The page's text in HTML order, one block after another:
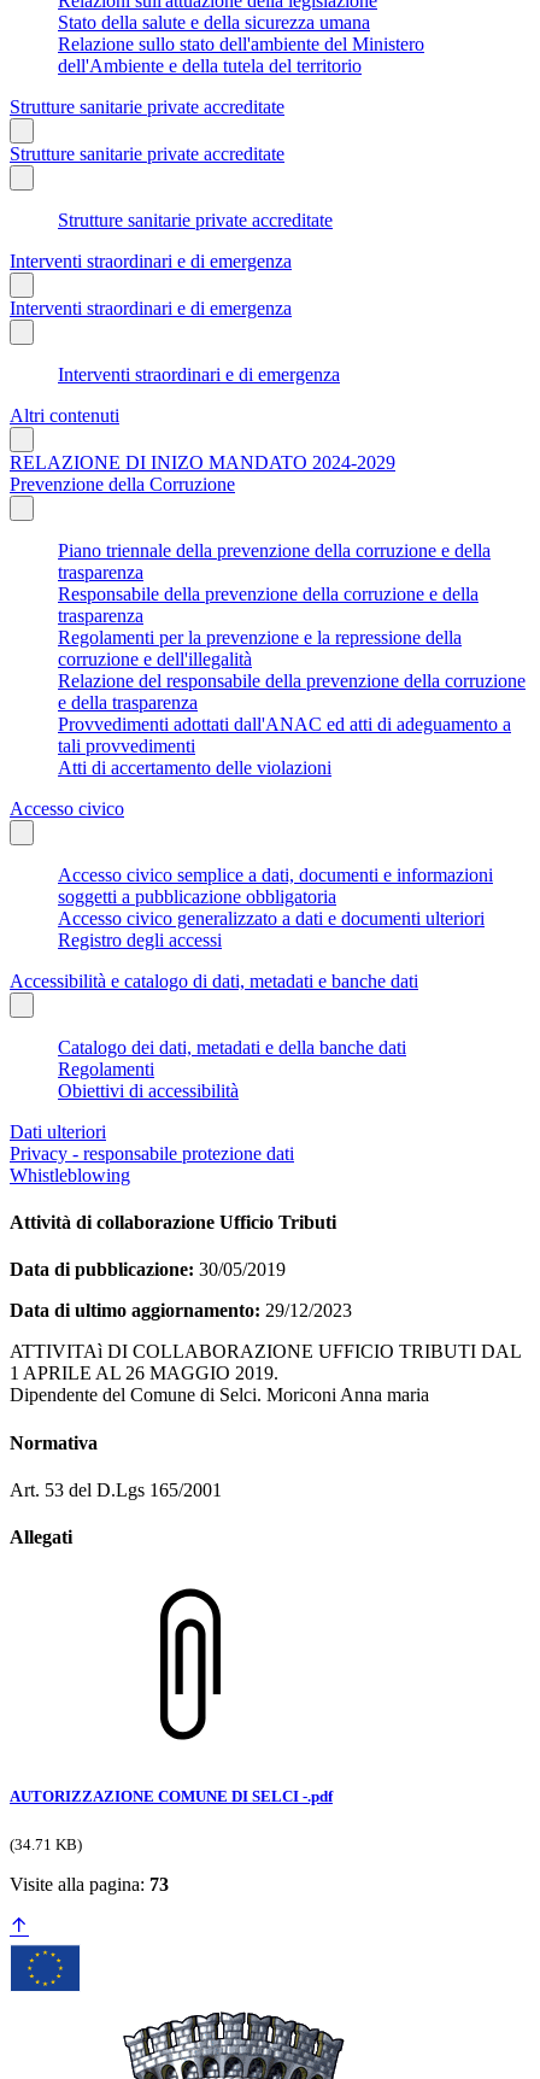
Stato della salute e della sicurezza umana
Relazione sullo stato dell'ambiente del Ministero
dell'Ambiente e della tutela del territorio
Strutture sanitarie private accreditate
Strutture sanitarie private accreditate
Strutture sanitarie private accreditate
Interventi straordinari e di emergenza
Interventi straordinari e di emergenza
Interventi straordinari e di emergenza
Altri contenuti
RELAZIONE DI INIZO MANDATO 2024-2029
Prevenzione della Corruzione
Piano triennale della prevenzione della corruzione e della
trasparenza
Responsabile della prevenzione della corruzione e della
trasparenza
Regolamenti per la prevenzione e la repressione della
corruzione e dell'illegalità
Relazione del responsabile della prevenzione della corruzione
e della trasparenza
Provvedimenti adottati dall'ANAC ed atti di adeguamento a
tali provvedimenti
Atti di accertamento delle violazioni
Accesso civico
Accesso civico semplice a dati, documenti e informazioni
soggetti a pubblicazione obbligatoria
Accesso civico generalizzato a dati e documenti ulteriori
Registro degli accessi
Accessibilità e catalogo di dati, metadati e banche dati
Catalogo dei dati, metadati e della banche dati
Regolamenti
Obiettivi di accessibilità
Dati ulteriori
Privacy - responsabile protezione dati
Whistleblowing
Attività di collaborazione Ufficio Tributi
Data di pubblicazione: 30/05/2019
Data di ultimo aggiornamento: 29/12/2023
ATTIVITAì DI COLLABORAZIONE UFFICIO TRIBUTI DAL
1 APRILE AL 26 MAGGIO 2019.
Dipendente del Comune di Selci. Moriconi Anna maria
Normativa
Art. 53 del D.Lgs 165/2001
Allegati
AUTORIZZAZIONE COMUNE DI SELCI -.pdf
(34.71 KB)
Visite alla pagina: 73